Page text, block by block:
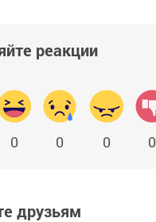
реакции
0 0 0 0
друзьям